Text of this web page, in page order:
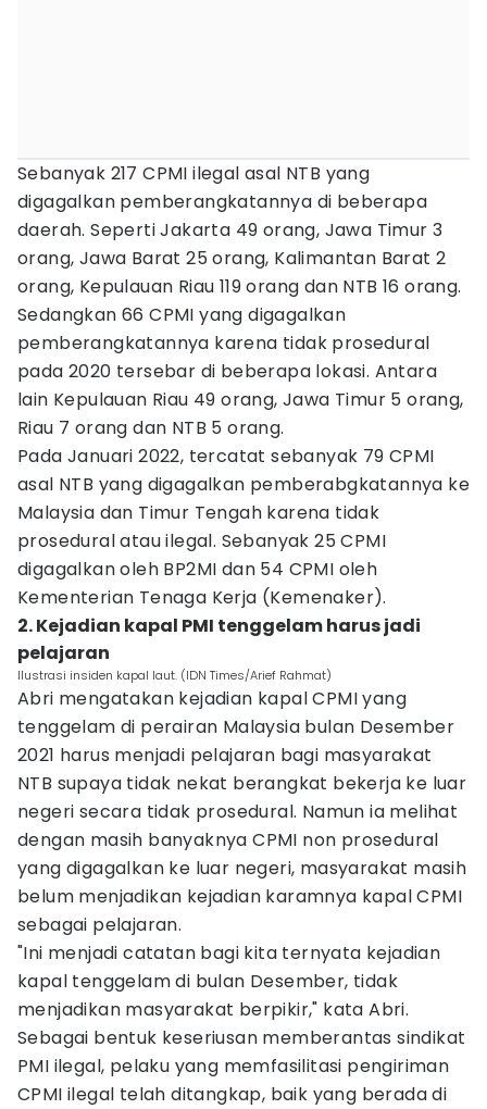
Sebanyak 217 CPMI ilegal asal NTB yang
digagalkan pemberangkatannya di beberapa
daerah. Seperti Jakarta 49 orang, Jawa Timur 3
orang, Jawa Barat 25 orang, Kalimantan Barat 2
orang, Kepulauan Riau 119 orang dan NTB 16 orang.
Sedangkan 66 CPMI yang digagalkan
pemberangkatannya karena tidak prosedural
pada 2020 tersebar di beberapa lokasi. Antara
lain Kepulauan Riau 49 orang, Jawa Timur 5 orang,
Riau 7 orang dan NTB 5 orang.
Pada Januari 2022, tercatat sebanyak 79 CPMI
asal NTB yang digagalkan pemberabgkatannya ke
Malaysia dan Timur Tengah karena tidak
prosedural atau ilegal. Sebanyak 25 CPMI
digagalkan oleh BP2MI dan 54 CPMI oleh
Kementerian Tenaga Kerja (Kemenaker).
2. Kejadian kapal PMI tenggelam harus jadi
pelajaran
Ilustrasi insiden kapal laut. (IDN Times/Arief Rahmat)
Abri mengatakan kejadian kapal CPMI yang
tenggelam di perairan Malaysia bulan Desember
2021 harus menjadi pelajaran bagi masyarakat
NTB supaya tidak nekat berangkat bekerja ke luar
negeri secara tidak prosedural. Namun ia melihat
dengan masih banyaknya CPMI non prosedural
yang digagalkan ke luar negeri, masyarakat masih
belum menjadikan kejadian karamnya kapal CPMI
sebagai pelajaran.
"Ini menjadi catatan bagi kita ternyata kejadian
kapal tenggelam di bulan Desember, tidak
menjadikan masyarakat berpikir," kata Abri.
Sebagai bentuk keseriusan memberantas sindikat
PMI ilegal, pelaku yang memfasilitasi pengiriman
CPMI ilegal telah ditangkap, baik yang berada di